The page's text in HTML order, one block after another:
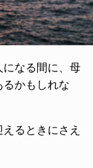
なる間に、母
かもしれな
るときにさえ